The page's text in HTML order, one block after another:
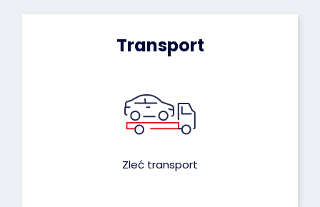
Transport
Zleć transport